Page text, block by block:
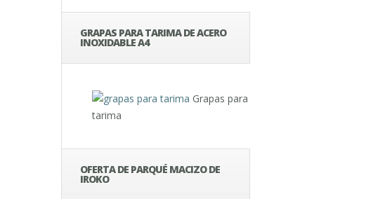
GRAPAS PARA TARIMA DE ACERO
INOXIDABLE A4
Grapas para
tarima
OFERTA DE PARQUÉ MACIZO DE
IROKO